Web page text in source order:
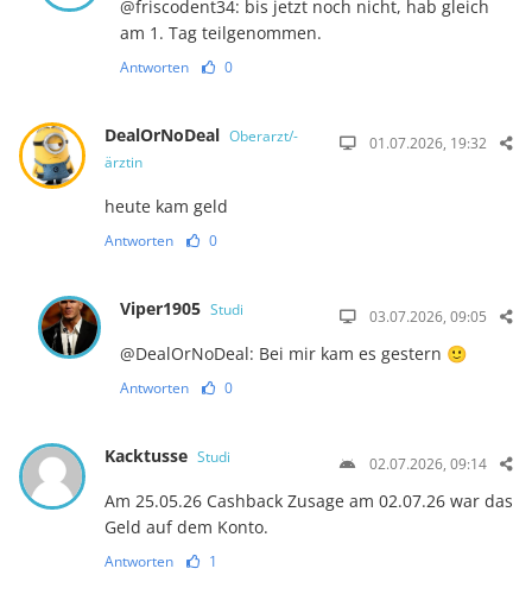
@friscodent34: bis jetzt noch nicht, hab gleich
am 1. Tag teilgenommen.
Antworten 0
DealOrNoDeal Oberarzt/-
ärztin
01.07.2026, 19:32
heute kam geld
Antworten 0
Viper1905 Studi 03.07.2026, 09:05
@DealOrNoDeal: Bei mir kam es gestern 🙂
Antworten 0
Kacktusse Studi 02.07.2026, 09:14
Am 25.05.26 Cashback Zusage am 02.07.26 war das
Geld auf dem Konto.
Antworten 1